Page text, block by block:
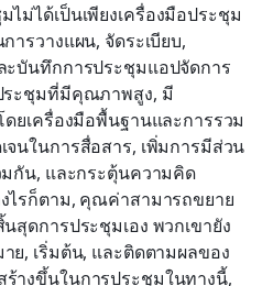
ม่ได้เป็นเพียงเครื่องมือประชุม
ารวางแผน, จัดระเบียบ,
ะบันทึกการประชุมแอปจัดการ
ระชุมที่มีคุณภาพสูง, มี
ยเครื่องมือพื้นฐานและการรวม
นในการสื่อสาร, เพิ่มการมีส่วน
มกัน, และกระตุ้นความคิด
ไรก็ตาม, คุณค่าสามารถขยาย
สุดการประชุมเอง พวกเขายัง
ย, เริ่มต้น, และติดตามผลของ
ร้างขึ้นในการประชุมในทางนี้,